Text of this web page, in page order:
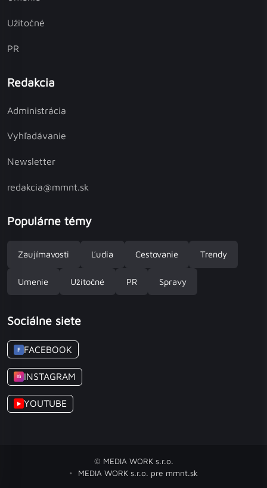
Užitočné
PR
Redakcia
Administrácia
Vyhľadávanie
Newsletter
redakcia@mmnt.sk
Populárne témy
Zaujímavosti Ľudia Cestovanie Trendy
Umenie Užitočné PR Spravy
Sociálne siete
F FACEBOOK
IG INSTAGRAM
▶ YOUTUBE
© MEDIA WORK s.r.o.
MEDIA WORK s.r.o. pre mmnt.sk